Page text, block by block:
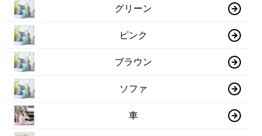
グリーン
ピンク
ブラウン
ソファ
車